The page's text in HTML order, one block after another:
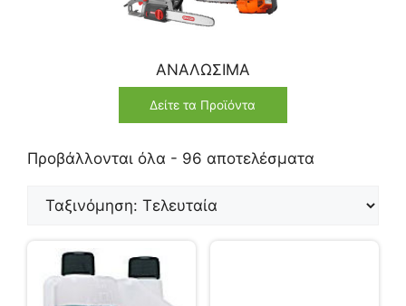
ΑΝΑΛΩΣΙΜΑ
Δείτε τα Προϊόντα
Προβάλλονται όλα - 96 αποτελέσματα